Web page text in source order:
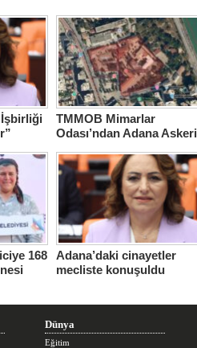
İşbirliği TMMOB Mimarlar
Odası’ndan Adana Askeri
168 Adana’daki cinayetler
mecliste konuşuldu
Dünya
Eğitim